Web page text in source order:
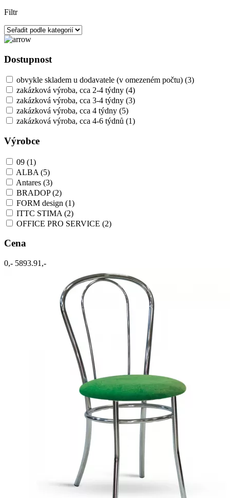
Filtr
Dostupnost
obvykle skladem u dodavatele (v omezeném počtu) (3)
zakázková výroba, cca 2-4 týdny (4)
zakázková výroba, cca 3-4 týdny (3)
zakázková výroba, cca 4 týdny (5)
zakázková výroba, cca 4-6 týdnů (1)
Výrobce
09 (1)
ALBA (5)
Antares (3)
BRADOP(2)
FORM design (1)
ITTC STIMA (2)
OFFICE PRO SERVICE (2)
Cena
0,- 5893.91,-